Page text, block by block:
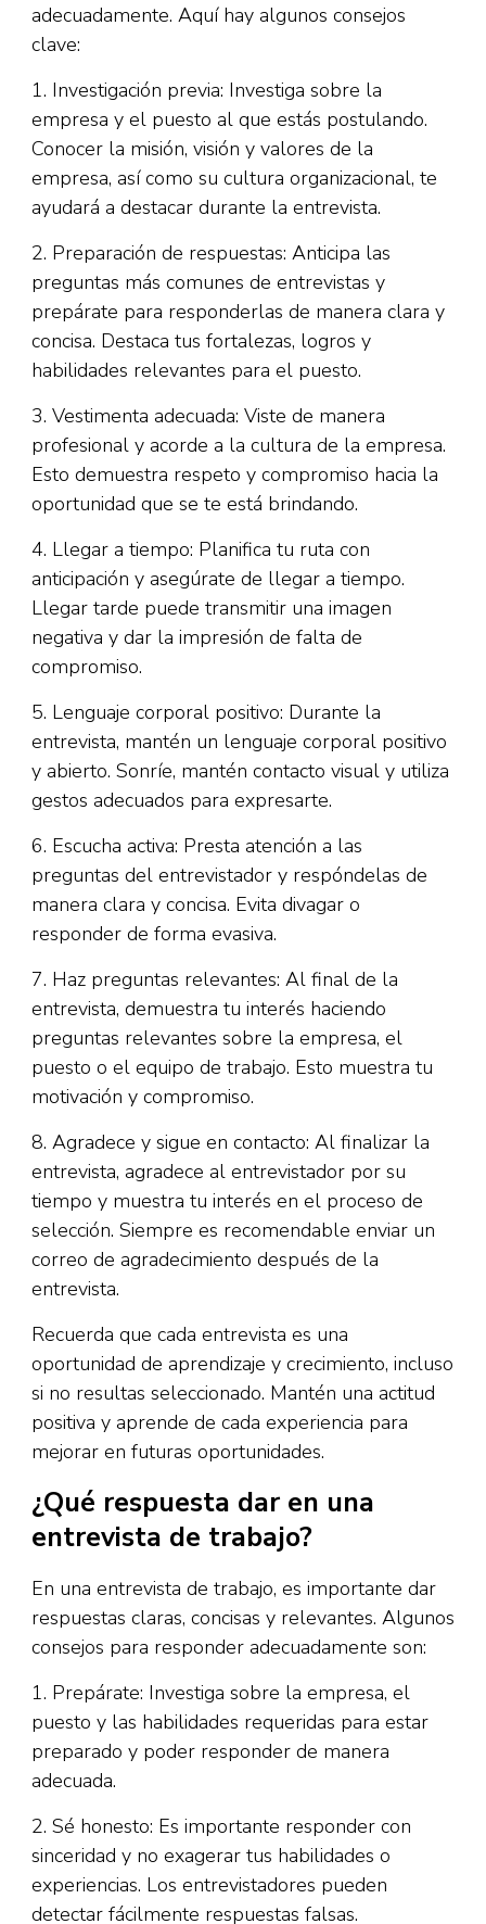
adecuadamente. Aquí hay algunos consejos
clave:
1. Investigación previa: Investiga sobre la
empresa y el puesto al que estás postulando.
Conocer la misión, visión y valores de la
empresa, así como su cultura organizacional, te
ayudará a destacar durante la entrevista.
2. Preparación de respuestas: Anticipa las
preguntas más comunes de entrevistas y
prepárate para responderlas de manera clara y
concisa. Destaca tus fortalezas, logros y
habilidades relevantes para el puesto.
3. Vestimenta adecuada: Viste de manera
profesional y acorde a la cultura de la empresa.
Esto demuestra respeto y compromiso hacia la
oportunidad que se te está brindando.
4. Llegar a tiempo: Planifica tu ruta con
anticipación y asegúrate de llegar a tiempo.
Llegar tarde puede transmitir una imagen
negativa y dar la impresión de falta de
compromiso.
5. Lenguaje corporal positivo: Durante la
entrevista, mantén un lenguaje corporal positivo
y abierto. Sonríe, mantén contacto visual y utiliza
gestos adecuados para expresarte.
6. Escucha activa: Presta atención a las
preguntas del entrevistador y respóndelas de
manera clara y concisa. Evita divagar o
responder de forma evasiva.
7. Haz preguntas relevantes: Al final de la
entrevista, demuestra tu interés haciendo
preguntas relevantes sobre la empresa, el
puesto o el equipo de trabajo. Esto muestra tu
motivación y compromiso.
8. Agradece y sigue en contacto: Al finalizar la
entrevista, agradece al entrevistador por su
tiempo y muestra tu interés en el proceso de
selección. Siempre es recomendable enviar un
correo de agradecimiento después de la
entrevista.
Recuerda que cada entrevista es una
oportunidad de aprendizaje y crecimiento, incluso
si no resultas seleccionado. Mantén una actitud
positiva y aprende de cada experiencia para
mejorar en futuras oportunidades.
¿Qué respuesta dar en una
entrevista de trabajo?
En una entrevista de trabajo, es importante dar
respuestas claras, concisas y relevantes. Algunos
consejos para responder adecuadamente son:
1. Prepárate: Investiga sobre la empresa, el
puesto y las habilidades requeridas para estar
preparado y poder responder de manera
adecuada.
2. Sé honesto: Es importante responder con
sinceridad y no exagerar tus habilidades o
experiencias. Los entrevistadores pueden
detectar fácilmente respuestas falsas.